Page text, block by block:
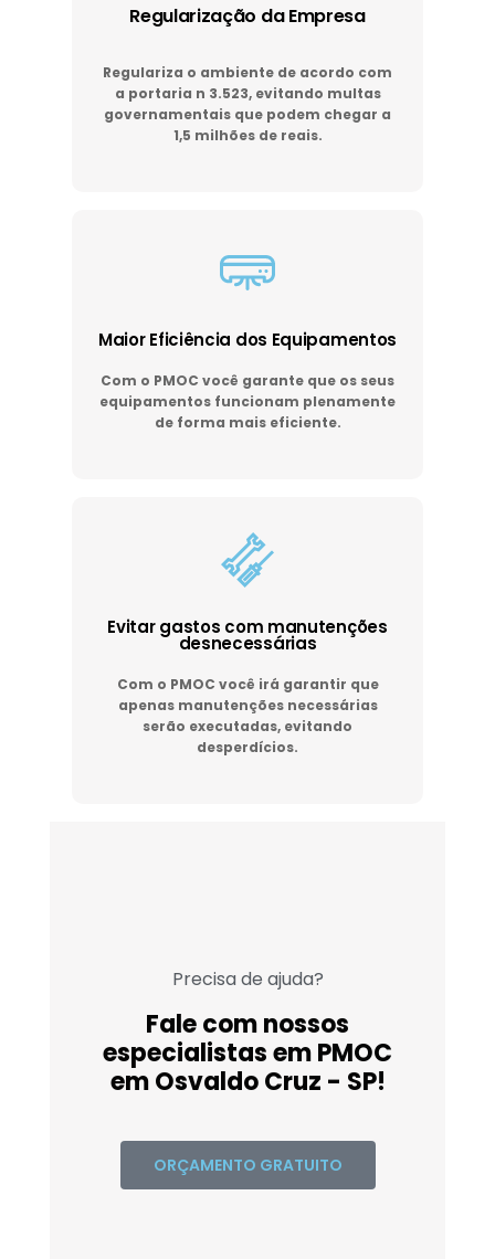
Regularização da Empresa
Regulariza o ambiente de acordo com
a portaria n 3.523, evitando multas
governamentais que podem chegar a
1,5 milhões de reais.
Maior Eficiência dos Equipamentos
Com o PMOC você garante que os seus
equipamentos funcionam plenamente
de forma mais eficiente.
Evitar gastos com manutenções
desnecessárias
Com o PMOC você irá garantir que
apenas manutenções necessárias
serão executadas, evitando
desperdícios.
Precisa de ajuda?
Fale com nossos
especialistas em PMOC
em Osvaldo Cruz - SP!
ORÇAMENTO GRATUITO